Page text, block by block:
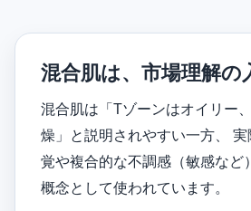
混合肌は、市場理解の
混合肌は「Tゾーンはオイリー
燥」と説明されやすい一方、
覚や複合的な不調感（敏感など
概念として使われています。